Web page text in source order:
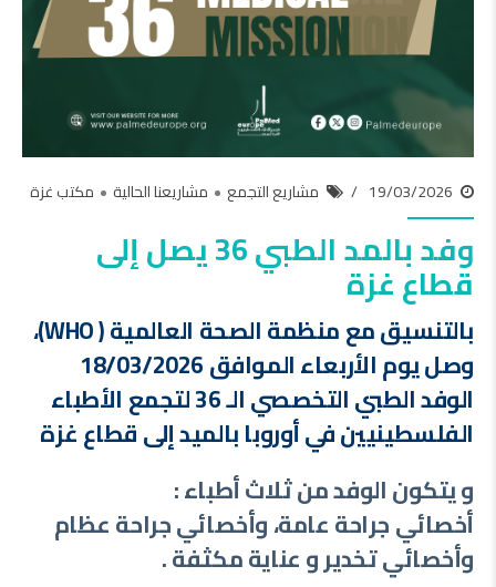
19/03/2026 مشاريع التجمع مشاريعنا الحالية مكتب غزة
وفد بالمد الطبي 36 يصل إلى
قطاع غزة
بالتنسيق مع منظمة الصحة العالمية ( WHO)،
وصل يوم الأربعاء الموافق 18/03/2026
الوفد الطبي التخصصي الـ 36 لتجمع الأطباء
الفلسطينيين في أوروبا بالميد إلى قطاع غزة
و يتكون الوفد من ثلاث أطباء :
أخصائي جراحة عامة، وأخصائي جراحة عظام
وأخصائي تخدير و عناية مكثفة .